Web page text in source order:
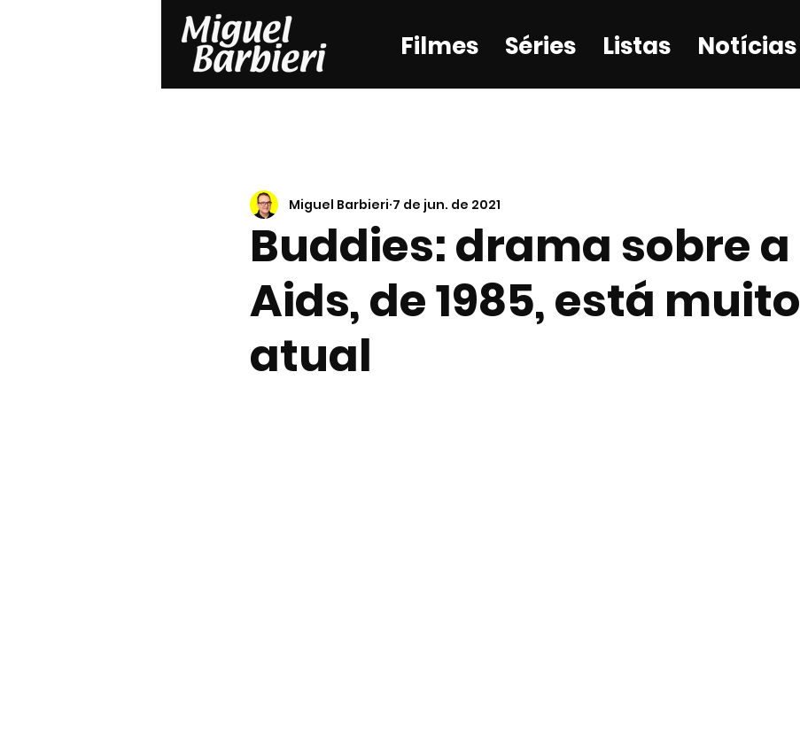
Filmes Séries Listas Notícias
Buddies: drama sobre a
Aids, de 1985, está muito
atual
Miguel Barbieri 7 de jun. de 2021